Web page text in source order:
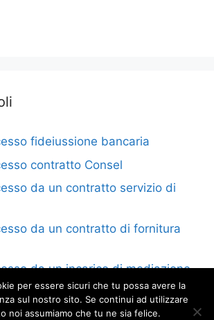
fideiussione bancaria​
contratto Consel​
da un contratto servizio di
da un contratto di fornitura
da un incarico di mediazione​
per essere sicuri che tu possa avere la
sul nostro sito. Se continui ad utilizzare
noi assumiamo che tu ne sia felice.